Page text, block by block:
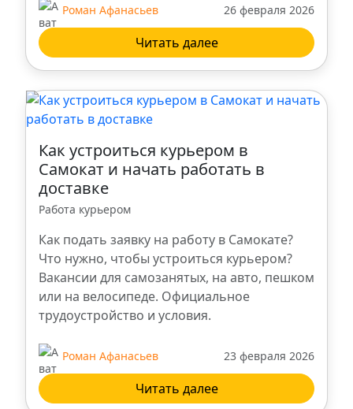
Брянск
Владикавказ
Нальчик
Пенза
Калуга
Тольятти
Омск
Роман Афанасьев 26 февраля 2026
Читать далее
Как устроиться курьером в
Самокат и начать работать в
доставке
Работа курьером
Как подать заявку на работу в Самокате?
Что нужно, чтобы устроиться курьером?
Вакансии для самозанятых, на авто, пешком
или на велосипеде. Официальное
трудоустройство и условия.
Роман Афанасьев 23 февраля 2026
Читать далее